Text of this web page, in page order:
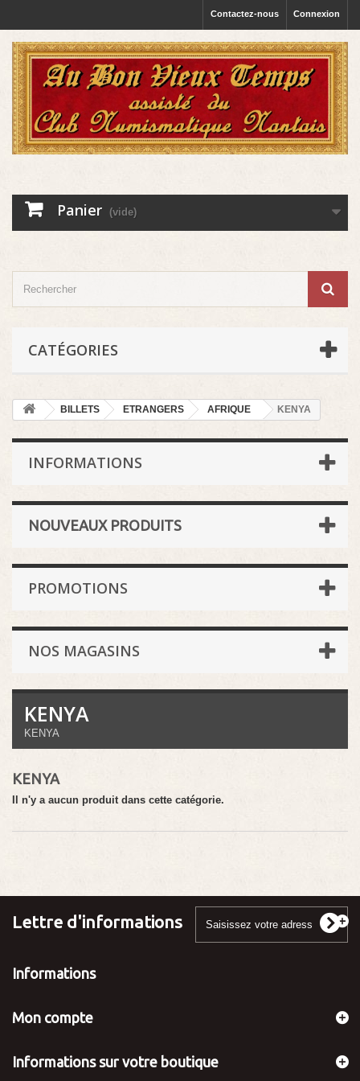
Connexion
Contactez-nous
Panier (vide)
CATÉGORIES
BILLETS ETRANGERS AFRIQUE KENYA
INFORMATIONS
NOUVEAUX PRODUITS
PROMOTIONS
NOS MAGASINS
KENYA
KENYA
KENYA
Il n'y a aucun produit dans cette catégorie.
Lettre d'informations
Informations
Mon compte
Informations sur votre boutique